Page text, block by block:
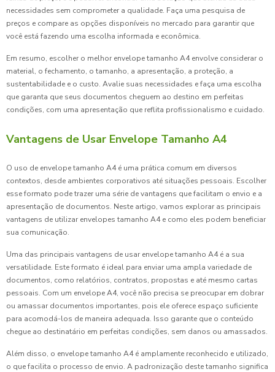
necessidades sem comprometer a qualidade. Faça uma pesquisa de
preços e compare as opções disponíveis no mercado para garantir que
você está fazendo uma escolha informada e econômica.
Em resumo, escolher o melhor envelope tamanho A4 envolve considerar o
material, o fechamento, o tamanho, a apresentação, a proteção, a
sustentabilidade e o custo. Avalie suas necessidades e faça uma escolha
que garanta que seus documentos cheguem ao destino em perfeitas
condições, com uma apresentação que reflita profissionalismo e cuidado.
Vantagens de Usar Envelope Tamanho A4
O uso de envelope tamanho A4 é uma prática comum em diversos
contextos, desde ambientes corporativos até situações pessoais. Escolher
esse formato pode trazer uma série de vantagens que facilitam o envio e a
apresentação de documentos. Neste artigo, vamos explorar as principais
vantagens de utilizar envelopes tamanho A4 e como eles podem beneficiar
sua comunicação.
Uma das principais vantagens de usar envelope tamanho A4 é a sua
versatilidade. Este formato é ideal para enviar uma ampla variedade de
documentos, como relatórios, contratos, propostas e até mesmo cartas
pessoais. Com um envelope A4, você não precisa se preocupar em dobrar
ou amassar documentos importantes, pois ele oferece espaço suficiente
para acomodá-los de maneira adequada. Isso garante que o conteúdo
chegue ao destinatário em perfeitas condições, sem danos ou amassados.
Além disso, o envelope tamanho A4 é amplamente reconhecido e utilizado,
o que facilita o processo de envio. A padronização deste tamanho significa